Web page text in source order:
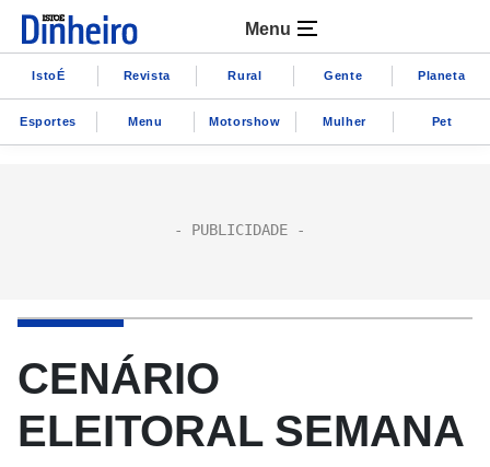
Menu
IstoÉ Revista Rural Gente Planeta
Esportes Menu Motorshow Mulher Pet
CENÁRIO
ELEITORAL SEMANA